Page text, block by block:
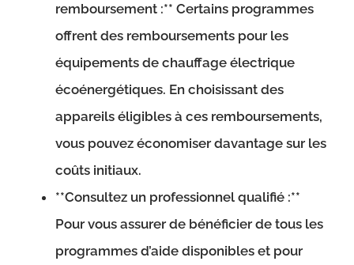
remboursement :** Certains programmes
offrent des remboursements pour les
équipements de chauffage électrique
écoénergétiques. En choisissant des
appareils éligibles à ces remboursements,
vous pouvez économiser davantage sur les
coûts initiaux.
**Consultez un professionnel qualifié :**
Pour vous assurer de bénéficier de tous les
programmes d’aide disponibles et pour